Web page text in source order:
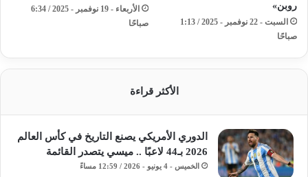
روبن»
السبت - 22 نوفمبر - 2025 / 1:13
صباحًا
الأربعاء - 19 نوفمبر - 2025 / 6:34
صباحًا
الأكثر قراءة
الدوري الأمريكي يصنع التاريخ في كأس العالم
2026 بـ44 لاعبًا .. ميسي يتصدر القائمة
الخميس - 4 يونيو - 2026 / 12:59 مساءً